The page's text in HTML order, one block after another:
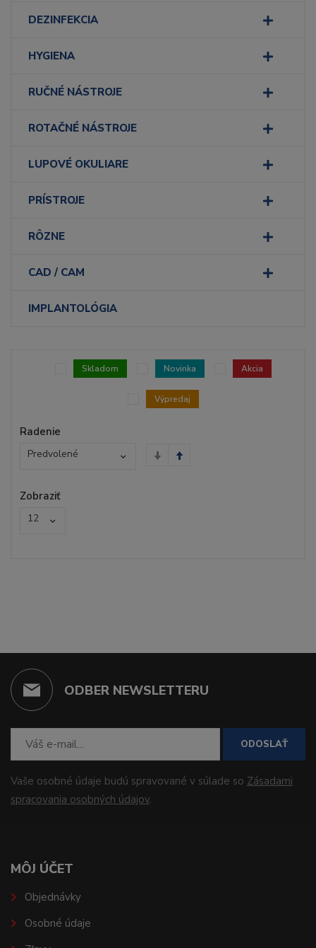
DEZINFEKCIA
HYGIENA
RUČNÉ NÁSTROJE
ROTAČNÉ NÁSTROJE
LUPOVÉ OKULIARE
PRÍSTROJE
RÔZNE
CAD / CAM
IMPLANTOLÓGIA
Skladom Novinka Akcia
Výpredaj
Radenie
Predvolené
Zobraziť
12
ODBER NEWSLETTERU
ODOSLAŤ
Vaše osobné údaje budú spravované v súlade so Zásadami
spracovania osobných údajov.
MÔJ ÚČET
Objednávky
Osobné údaje